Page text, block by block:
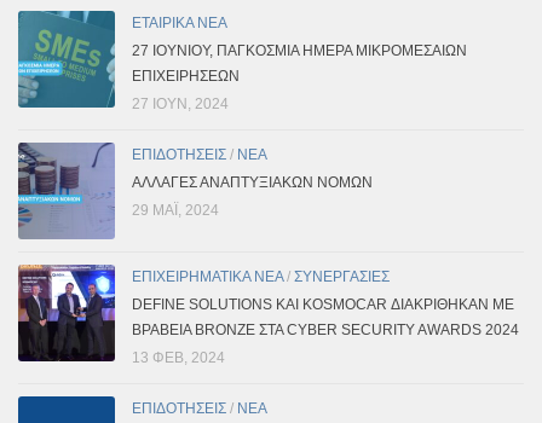
ΕΤΑΙΡΙΚΑ ΝΕΑ
27 ΙΟΥΝΊΟΥ, ΠΑΓΚΌΣΜΙΑ ΗΜΈΡΑ ΜΙΚΡΟΜΕΣΑΊΩΝ
ΕΠΙΧΕΙΡΉΣΕΩΝ
27 ΙΟΎΝ, 2024
ΕΠΙΔΟΤΗΣΕΙΣ / ΝΕΑ
ΑΛΛΑΓΕΣ ΑΝΑΠΤΥΞΙΑΚΩΝ ΝΟΜΩΝ
29 ΜΑΪ́, 2024
ΕΠΙΧΕΙΡΗΜΑΤΙΚΑ ΝΕΑ/ ΣΥΝΕΡΓΑΣΙΕΣ
DEFINE SOLUTIONS ΚΑΙ KOSMOCAR ΔΙΑΚΡΊΘΗΚΑΝ ΜΕ
ΒΡΑΒΕΊΑ BRONZE ΣΤΑ CYBER SECURITY AWARDS 2024
13 ΦΕΒ, 2024
ΕΠΙΔΟΤΗΣΕΙΣ / ΝΕΑ